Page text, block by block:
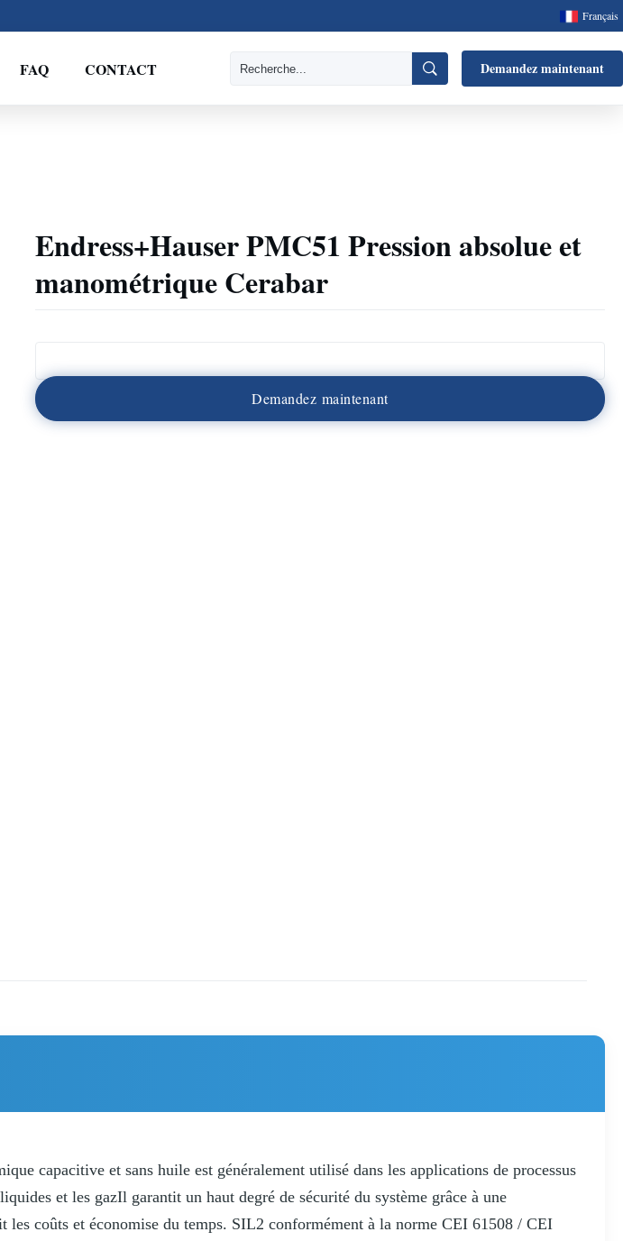
Français
FAQ CONTACT Demandez maintenant
Endress+Hauser PMC51 Pression absolue et
manométrique Cerabar
Demandez maintenant
capacitive et sans huile est généralement utilisé dans les applications de processus
et les gazIl garantit un haut degré de sécurité du système grâce à une
coûts et économise du temps. SIL2 conformément à la norme CEI 61508 / CEI